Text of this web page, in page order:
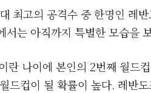
최고의 공격수 중 한명인 레
서는 아직까지 특별한 모습을
란 나이에 본인의 2번째 월드
드컵이 될 확률이 높다. 레반